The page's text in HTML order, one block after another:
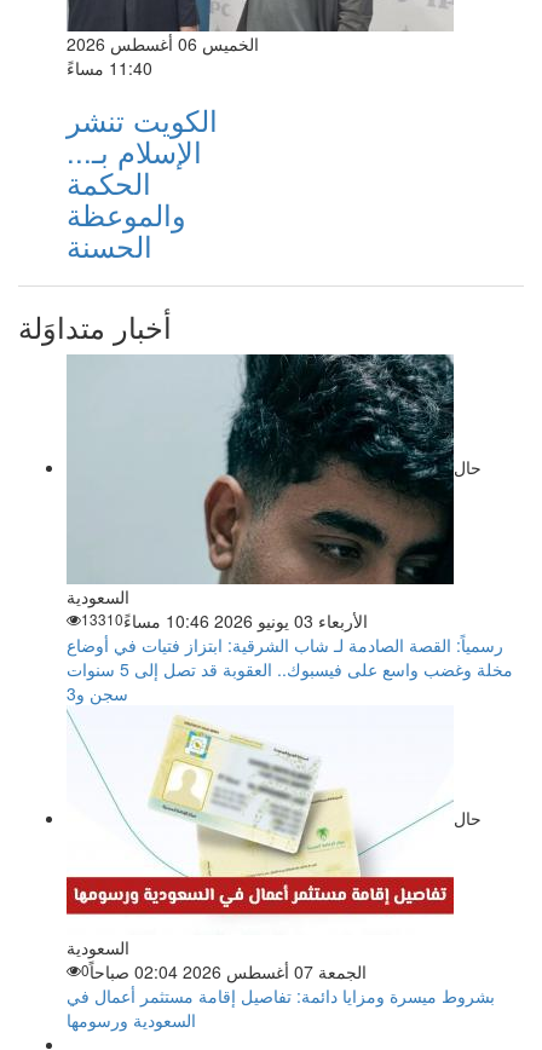
الخميس 06 أغسطس 2026
11:40 مساءً
الكويت تنشر
الإسلام بـ...
الحكمة
والموعظة
الحسنة
أخبار متداوَلة
حال
السعودية
الأربعاء 03 يونيو 2026 10:46 مساءً
13310
رسمياً: القصة الصادمة لـ شاب الشرقية: ابتزاز فتيات في أوضاع
مخلة وغضب واسع على فيسبوك.. العقوبة قد تصل إلى 5 سنوات
سجن و3
حال
السعودية
الجمعة 07 أغسطس 2026 02:04 صباحاً
0
بشروط ميسرة ومزايا دائمة: تفاصيل إقامة مستثمر أعمال في
السعودية ورسومها